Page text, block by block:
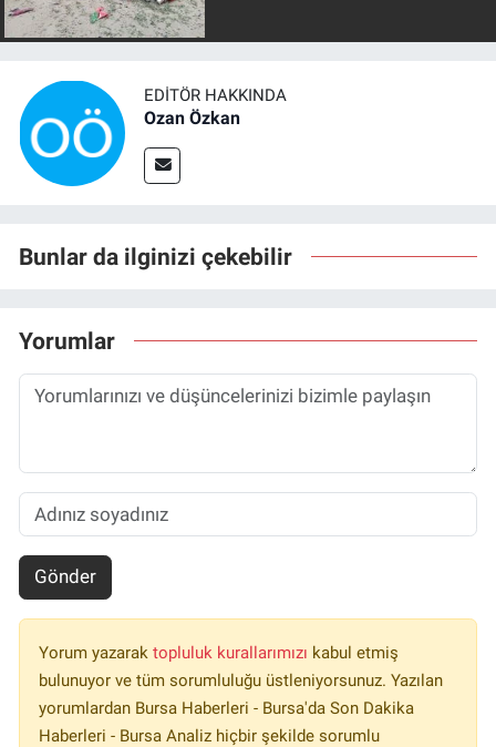
EDITÖR HAKKINDA
Ozan Özkan
Bunlar da ilginizi çekebilir
Yorumlar
Gönder
Yorum yazarak topluluk kurallarımızı kabul etmiş
bulunuyor ve tüm sorumluluğu üstleniyorsunuz. Yazılan
yorumlardan Bursa Haberleri - Bursa'da Son Dakika
Haberleri - Bursa Analiz hiçbir şekilde sorumlu